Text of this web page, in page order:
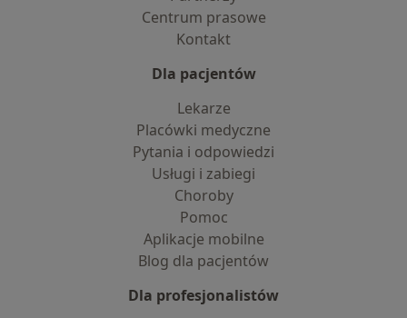
Centrum prasowe
Kontakt
Dla pacjentów
Lekarze
Placówki medyczne
Pytania i odpowiedzi
Usługi i zabiegi
Choroby
Pomoc
Aplikacje mobilne
Blog dla pacjentów
Dla profesjonalistów